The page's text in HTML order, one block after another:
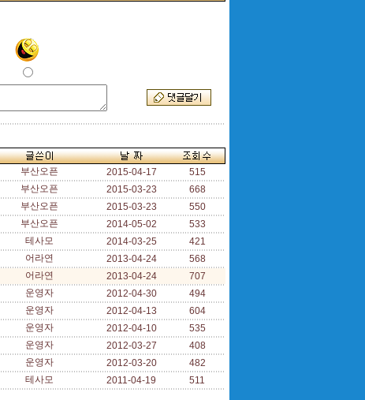
부산오픈 2015-04-17
515
부산오픈 2015-03-23
668
부산오픈 2015-03-23
550
부산오픈 2014-05-02
533
테사모 2014-03-25
421
어라연 2013-04-24
568
어라연 2013-04-24
707
운영자 2012-04-30
494
운영자 2012-04-13
604
운영자 2012-04-10
535
운영자 2012-03-27
408
운영자 2012-03-20
482
테사모 2011-04-19 511